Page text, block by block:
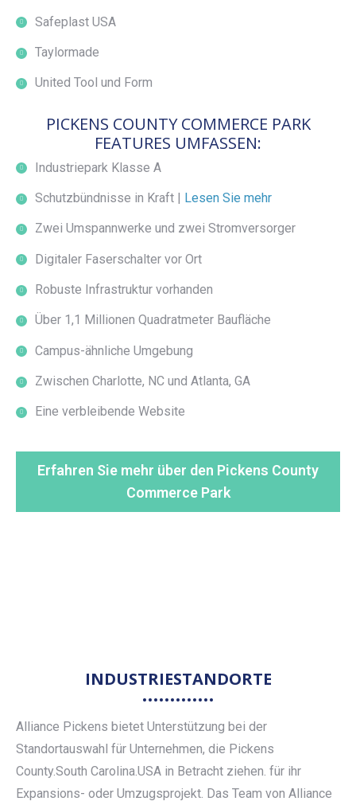
Safeplast USA
Taylormade
United Tool und Form
PICKENS COUNTY COMMERCE PARK
FEATURES UMFASSEN:
Industriepark Klasse A
Schutzbündnisse in Kraft |
Lesen Sie mehr
Zwei Umspannwerke und zwei Stromversorger
Digitaler Faserschalter vor Ort
Robuste Infrastruktur vorhanden
Über 1,1 Millionen Quadratmeter Baufläche
Campus-ähnliche Umgebung
Zwischen Charlotte, NC und Atlanta, GA
Eine verbleibende Website
Erfahren Sie mehr über den Pickens County
Commerce Park
INDUSTRIESTANDORTE
Alliance Pickens bietet Unterstützung bei der
Standortauswahl für Unternehmen, die Pickens
County.South Carolina.USA in Betracht ziehen. für ihr
Expansions- oder Umzugsprojekt. Das Team von Alliance